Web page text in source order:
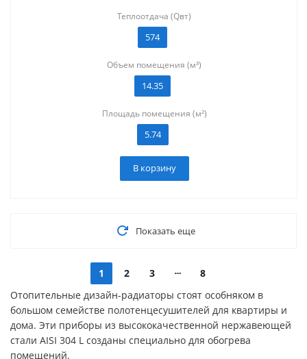
Теплоотдача (Qвт)
574
Объем помещения (м³)
14.35
Площадь помещения (м²)
5.74
В корзину
Показать еще
1 2 3
8
Отопительные дизайн-радиаторы стоят особняком в
большом семействе полотенцесушителей для квартиры и
дома. Эти приборы из высококачественной нержавеющей
стали AISI 304 L созданы специально для обогрева
помещений.